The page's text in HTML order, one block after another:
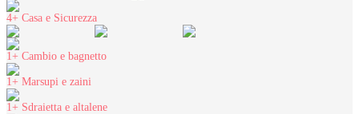
4+ Casa e Sicurezza
1+ Cambio e bagnetto
1+ Marsupi e zaini
1+ Sdraietta e altalene